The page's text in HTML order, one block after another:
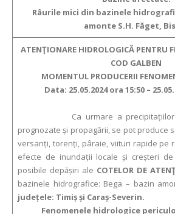
Râurile mici din bazinele
amonte S.H. Făget,
ATENŢIONARE HIDROLOGICĂ PENTRU
COD GALBEN
MOMENTUL PRODUCERII
Data: 25.05.2024 ora 15:50 –
Ca urmare a precipitațiilor
prognozate și propagării, se pot produce
versanți, torenți, pâraie, viituri rapide pe
efecte de inundații locale și creșteri
posibile depășiri ale COTELOR DE
bazinele hidrografice: Bega – bazin
județele: Timiș și Caraș-Severin.
Fenomenele hidrologice